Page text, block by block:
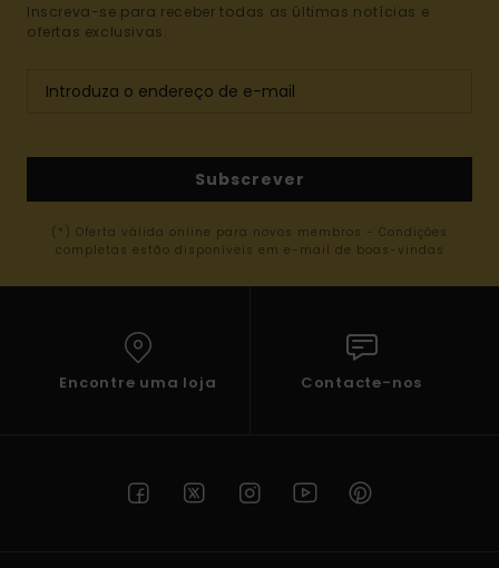
Inscreva-se para receber todas as últimas notícias e
ofertas exclusivas.
Subscrever
(*) Oferta válida online para novos membros - Condições
completas estão disponíveis em e-mail de boas-vindas
Encontre uma loja Contacte-nos